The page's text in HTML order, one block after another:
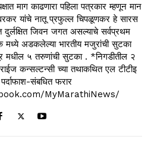
माग काढणारा पहिला पत्रकार म्हणून मान
यांचे नातू प्रफुल्ल चिपळूणकर हे सारस
दुर्लक्षित जिवन जगत असल्याचे सर्वप्रथम
मध्ये अडकलेल्या भारतीय मजुरांची सुटका
मधील ५ तरुणांची सुटका . *निगडीतील २
कन्सल्टन्सी च्या तथाकथित एल टीटीइ
संबधित फरार
MyMarathiNews/